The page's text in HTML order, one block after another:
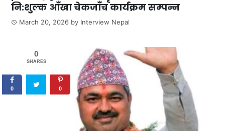
नि:शुल्क आँखा चेकजाँच कार्यक्रम सम्पन्न
March 20, 2026 by Interview Nepal
0
SHARES
0 0